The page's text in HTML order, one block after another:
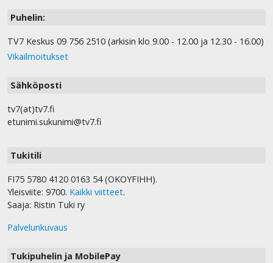
Puhelin:
TV7 Keskus 09 756 2510 (arkisin klo 9.00 - 12.00 ja 12.30 - 16.00)
Vikailmoitukset
Sähköposti
tv7(at)tv7.fi
etunimi.sukunimi@tv7.fi
Tukitili
FI75 5780 4120 0163 54 (OKOYFIHH).
Yleisviite: 9700. Kaikki viitteet.
Saaja: Ristin Tuki ry
Palvelunkuvaus
Tukipuhelin ja MobilePay